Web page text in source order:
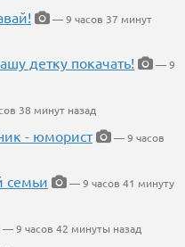
— 9 часов 37 минут
детку покачать!
— 9
38 минут назад
- юморист
— 9 часов
семьи
— 9 часов 41 минуту
— 9 часов 42 минуты назад